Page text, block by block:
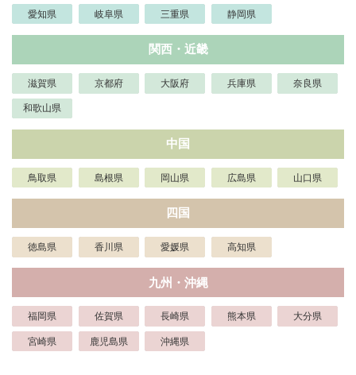
愛知県 岐阜県 三重県 静岡県
関西・近畿
滋賀県 京都府 大阪府 兵庫県 奈良県
和歌山県
中国
鳥取県 島根県 岡山県 広島県 山口県
四国
徳島県 香川県 愛媛県 高知県
九州・沖縄
福岡県 佐賀県 長崎県 熊本県 大分県
宮崎県 鹿児島県 沖縄県